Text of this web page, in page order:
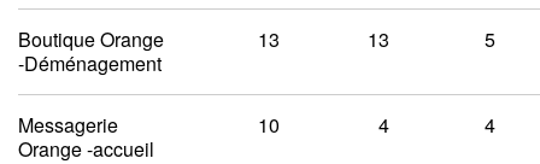
Boutique Orange
-Déménagement
13 13 5
Messagerie
Orange -accueil
10 4 4